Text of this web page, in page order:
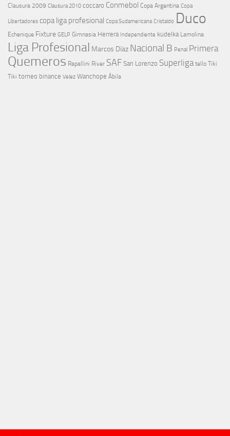
Clausura 2009 Clausura 2010 coccaro Conmebol Copa Argentina Copa
Libertadores copa liga profesional Copa Sudamericana Cristaldo Duco
Echenique Fixture GELP Gimnasia Herrera Independiente kudelka Lamolina
Liga Profesional Marcos Díaz Nacional B Penal Primera
Quemeros Rapallini River SAF San Lorenzo Superliga tello Tiki
Tiki torneo binance Velez Wanchope Ábila